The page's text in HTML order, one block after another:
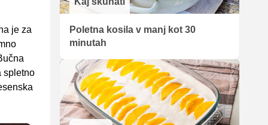
je za
spletno
Poletna kosila v manj kot 30
minutah